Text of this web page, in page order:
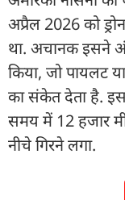
अप्रैल 2026 को
था. अचानक इसने
किया, जो पायलट
का संकेत देता है.
समय में 12 हजार
नीचे गिरने लगा.